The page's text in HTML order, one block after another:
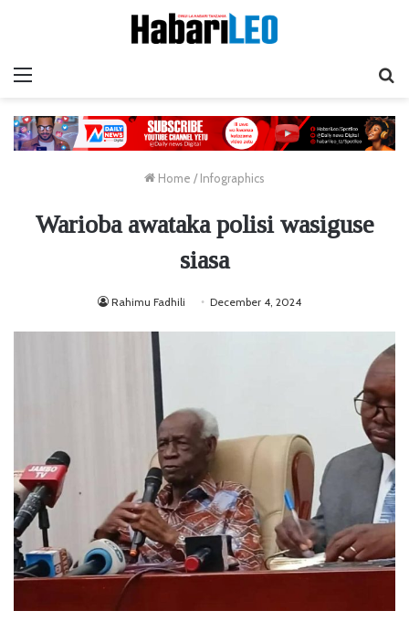
Home / Infographics
Warioba awataka polisi wasiguse
siasa
Rahimu Fadhili December 4, 2024